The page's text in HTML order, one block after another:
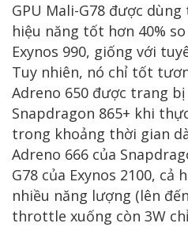
GPU Mali-G78 được
hiệu năng tốt hơn 40%
Exynos 990, giống với
Tuy nhiên, nó chỉ tốt
Adreno 650 được trang
Snapdragon 865+ khi
trong khoảng thời gian
Adreno 666 của
G78 của Exynos 2100,
nhiều năng lượng (lên
throttle xuống còn 3W